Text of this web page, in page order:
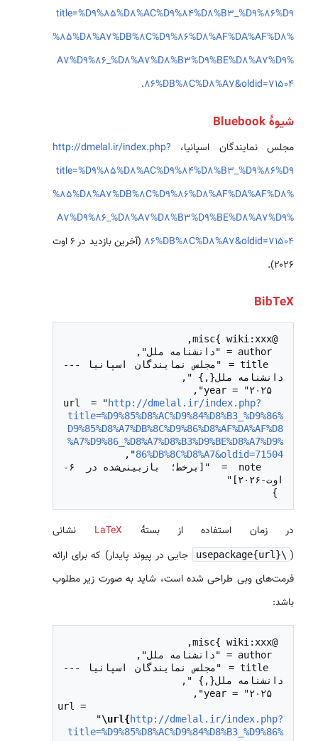
title=%D9%85%D8%AC%D9%84%D8%B3_%D9%86%D9
%85%D8%A7%DB%8C%D9%86%D8%AF%DA%AF%D8%
A7%D9%86_%D8%A7%D8%B3%D9%BE%D8%A7%D9%
86%DB%8C%D8%A7&oldid=71504
.
شیوهٔ Bluebook
مجلس نمایندگان اسپانیا، http://dmelal.ir/index.php?
title=%D9%85%D8%AC%D9%84%D8%B3_%D9%86%D9
%85%D8%A7%DB%8C%D9%86%D8%AF%DA%AF%D8%
A7%D9%86_%D8%A7%D8%B3%D9%BE%D8%A7%D9%
86%DB%8C%D8%A7&oldid=71504
(آخرین بازدید در ۶ اوت
۲۰۲۶).
BibTeX
http://dmelal.ir/index.php?
title=%D9%85%D8%AC%D9%84%D8%B3_%D9%86%
D9%85%D8%A7%DB%8C%D9%86%D8%AF%DA%AF%D8
%A7%D9%86_%D8%A7%D8%B3%D9%BE%D8%A7%D9%
86%DB%8C%D8%A7&oldid=71504
  note = "[برخط؛ بازبینی‌شده در ۶-
در زمان استفاده از بستهٔLaTeX نشانی
(
\usepackage{url}
جایی در پیوند پایدار) که برای ارائه
فرمت‌های وبی طراحی شده است، شاید به صورت زیر مطلوب
باشد:
  url =
"\url{http://dmelal.ir/index.php?
title=%D9%85%D8%AC%D9%84%D8%B3_%D9%86%